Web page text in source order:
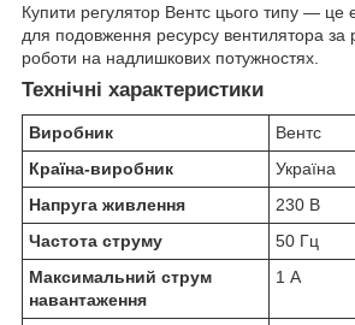
Купити регулятор Вентс цього типу — це
для подовження ресурсу вентилятора за
роботи на надлишкових потужностях.
Технічні характеристики
Виробник
Вентс
Країна-виробник
Україна
Напруга живлення
230 В
Частота струму
50 Гц
Максимальний струм
навантаження
1 А